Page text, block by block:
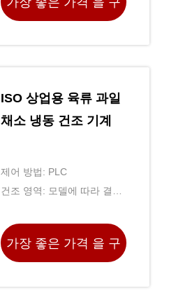
ISO 상업용 육류 과일
채소 냉동 건조 기계
제어 방법: PLC
건조 영역: 모델에 따라 결정
가장 좋은 가격 을 구